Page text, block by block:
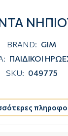
BRAND: GIM
ΠΑΙΔΙΚΟΙ
SKU: 049775